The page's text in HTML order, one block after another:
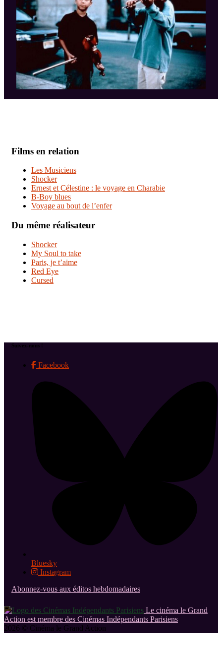
Films en relation
Les Musiciens
Shocker
Ernest et Célestine : le voyage en Charabie
B-Boy blues
Voyage au bout de l’enfer
Du même réalisateur
Shocker
My Soul to take
Paris, je t’aime
Red Eye
Cursed
Suivez-nous !
Facebook
Bluesky
Instagram
Abonnez-vous aux éditos hebdomadaires
Le cinéma le Grand
Action est membre des Cinémas Indépendants Parisiens
2026 © Cinéma le Grand Action